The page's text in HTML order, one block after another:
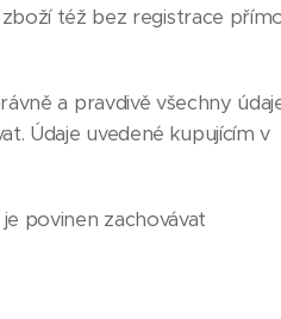
též bez registrace
a pravdivě všechny
Údaje uvedené kupujícím v
povinen zachovávat